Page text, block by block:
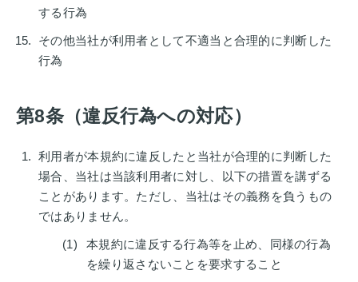
する行為
その他当社が利用者として不適当と合理的に判断した
行為
第8条（違反行為への対応）
利用者が本規約に違反したと当社が合理的に判断した
場合、当社は当該利用者に対し、以下の措置を講ずる
ことがあります。ただし、当社はその義務を負うもの
ではありません。
本規約に違反する行為等を止め、同様の行為
を繰り返さないことを要求すること